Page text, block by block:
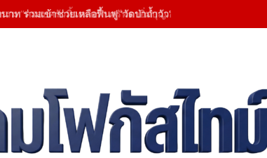
าท ร่วมเข้าช่วยเหลือฟื้นฟู ‘วัดป่าถ้ำวัว’ – เคลียสิ่งกีดขวาง